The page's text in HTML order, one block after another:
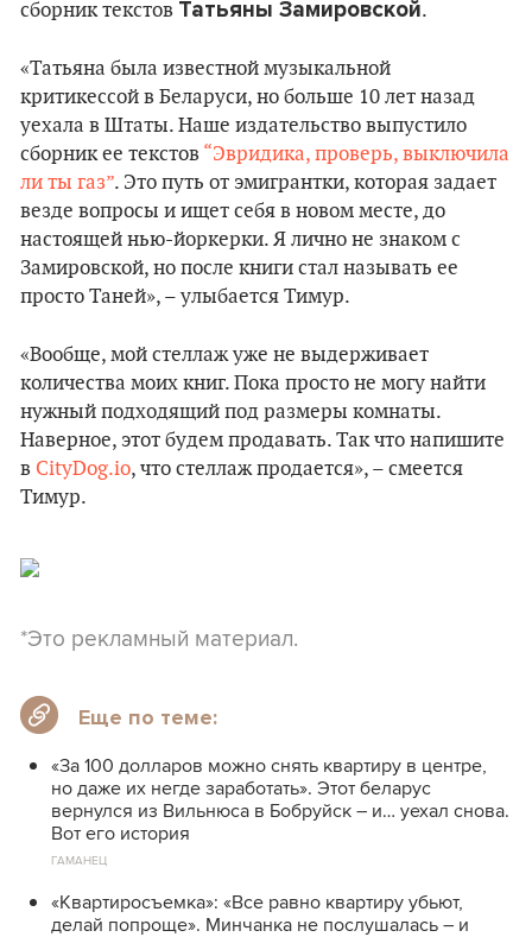
сборник текстов Татьяны Замировской.
«Татьяна была известной музыкальной
критикессой в Беларуси, но больше 10 лет назад
уехала в Штаты. Наше издательство выпустило
сборник ее текстов “Эвридика, проверь, выключила
ли ты газ”. Это путь от эмигрантки, которая задает
везде вопросы и ищет себя в новом месте, до
настоящей нью-йоркерки. Я лично не знаком с
Замировской, но после книги стал называть ее
просто Таней», – улыбается Тимур.
«Вообще, мой стеллаж уже не выдерживает
количества моих книг. Пока просто не могу найти
нужный подходящий под размеры комнаты.
Наверное, этот будем продавать. Так что напишите
в CityDog.io, что стеллаж продается», – смеется
Тимур.
*Это рекламный материал.
Еще по теме:
«За 100 долларов можно снять квартиру в центре,
но даже их негде заработать». Этот беларус
вернулся из Вильнюса в Бобруйск – и… уехал снова.
Вот его история
ГАМАНЕЦ
«Квартиросъемка»: «Все равно квартиру убьют,
делай попроще». Минчанка не послушалась – и